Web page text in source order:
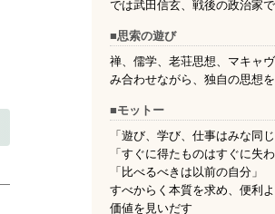
では武田信玄、戦後の政治家
■思索の遊び
禅、儒学、老荘思想、マキャ
み合わせながら、独自の思想
■モットー
「遊び、学び、仕事はみな同じ
「すぐに得たものはすぐに失わ
「比べるべきは以前の自分」
すべからく本質を求め、便利
価値を見いだす